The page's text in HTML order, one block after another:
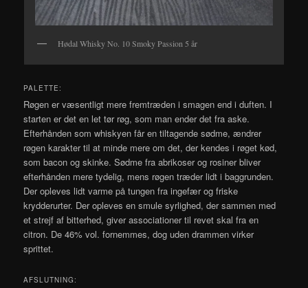
Hødal Whisky No. 10 Smoky Passion 5 år
PALETTE:
Røgen er væsentligt mere fremtræden i smagen end i duften. I
starten er det en let tør røg, som man ender det fra aske.
Efterhånden som whiskyen får en tiltagende sødme, ændrer
røgen karakter til at minde mere om det, der kendes i røget kød,
som bacon og skinke. Sødme fra abrikoser og rosiner bliver
efterhånden mere tydelig, mens røgen træder lidt i baggrunden.
Der opleves lidt varme på tungen fra ingefær og friske
krydderurter. Der opleves en smule syrlighed, der sammen med
et strejf af bitterhed, giver associationer til revet skal fra en
citron. De 46% vol. fornemmes, dog uden drammen virker
sprittet.
AFSLUTNING: